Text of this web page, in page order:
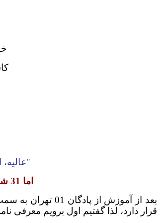
اما 31 شهریور 1359، سالروز آغاز جنگ ایران و عراق
بعد از آموزش از
قرار دارد، لذا گفتیم اول برویم معرفی